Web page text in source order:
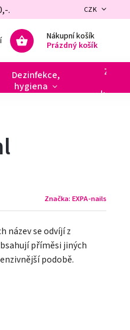
. CZK
Nákupní košík
Prázdný košík
Dezinfekce,
hygiena
Značka: EXPA-nails
název se odvíjí z
příměsi jiných
podobě.